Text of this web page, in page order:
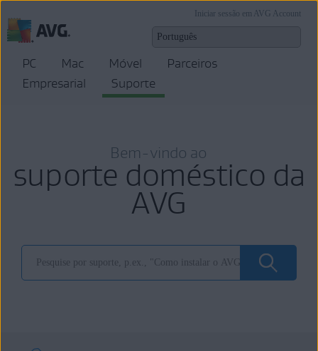
Iniciar sessão em AVG Account
PC Mac Móvel
Parceiros
Empresarial
Suporte
Bem-vindo ao
suporte doméstico da
AVG